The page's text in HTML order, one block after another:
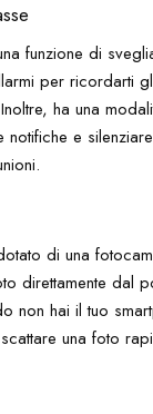
funzione di
per ricordarti
ha una
e
di una
direttamente dal
non hai il tuo
una foto